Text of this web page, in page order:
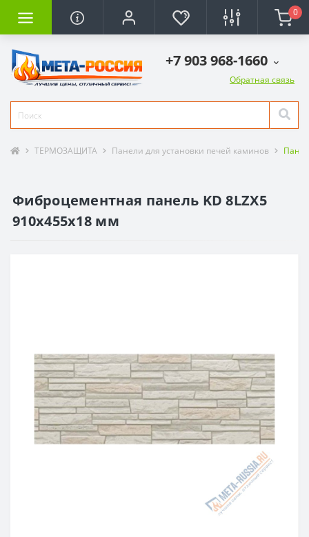
0
+7 903 968-1660
Обратная связь
ТЕРМОЗАЩИТА Панели для установки печей каминов
Фиброцементная панель KD 8LZX5
910х455х18 мм